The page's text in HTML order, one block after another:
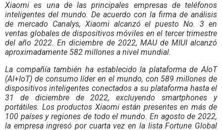
Xiaomi es una de las principales empresas de teléfonos
inteligentes del mundo. De acuerdo con la firma de análisis
de mercado Canalys, Xiaomi alcanzó el puesto No. 3 en
ventas globales de dispositivos móviles en el tercer trimestre
del año 2022. En diciembre de 2022, MAU de MIUI alcanzó
aproximadamente 582 millones a nivel mundial.
La compañía también ha establecido la plataforma de AIoT
(AI+IoT) de consumo líder en el mundo, con 589 millones de
dispositivos inteligentes conectados a su plataforma hasta el
31 de diciembre de 2022, excluyendo smartphones y
portátiles. Los productos Xiaomi están presentes en más de
100 países y regiones de todo el mundo. En agosto de 2022,
la empresa ingresó por cuarta vez en la lista Fortune Global